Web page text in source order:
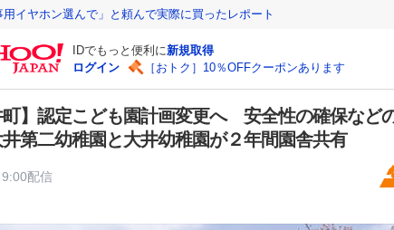
イヤホン選んで」と頼んで実際に買ったレポート
IDでもっと便利に新規取得
ログイン
［おトク］10％OFFクーポンあります
町】認定こども園計画変更へ 安全性の確保など
第二幼稚園と大井幼稚園が２年間園舎共有
配信